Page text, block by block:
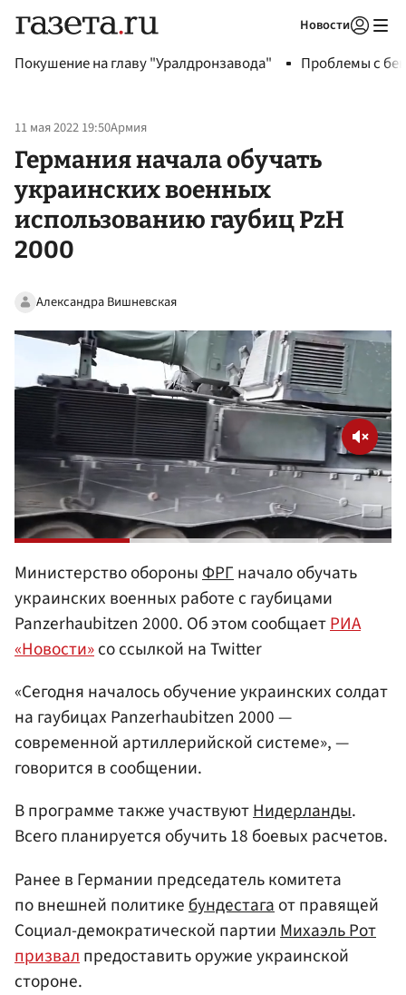
Новости
Покушение на главу "Уралдронзавода" Проблемы с
11 мая 2022 19:50Армия
Германия начала обучать
украинских военных
использованию гаубиц PzH
2000
Александра Вишневская
Министерство обороныФРГначало обучать
украинских военных работе с гаубицами
Panzerhaubitzen 2000. Об этом сообщаетРИА
«Новости»со ссылкой на Twitter
«Сегодня началось обучение украинских солдат
на гаубицах Panzerhaubitzen 2000 —
современной артиллерийской системе», —
говорится в сообщении.
В программе также участвуютНидерланды.
Всего планируется обучить 18 боевых расчетов.
Ранее в Германии председатель комитета
по внешней политике бундестага от правящей
Социал-демократической партии Михаэль Рот
призвал предоставить оружие украинской
стороне.